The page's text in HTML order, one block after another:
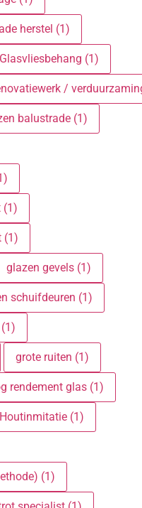
herstel (1)
Glasvliesbehang (1)
/
balustrade (1)
(1)
(1)
glazen gevels (1)
schuifdeuren (1)
grote ruiten (1)
rendement glas (1)
Houtinmitatie (1)
(1)